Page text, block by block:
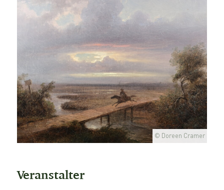
© Doreen Cramer
Veranstalter